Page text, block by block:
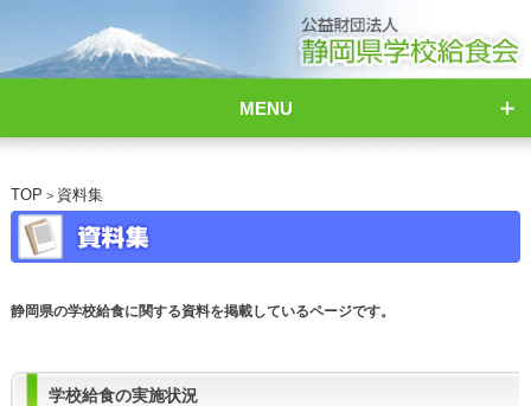
MENU
TOP > 資料集
静岡県の学校給食に関する資料を掲載しているページです。
学校給食の実施状況